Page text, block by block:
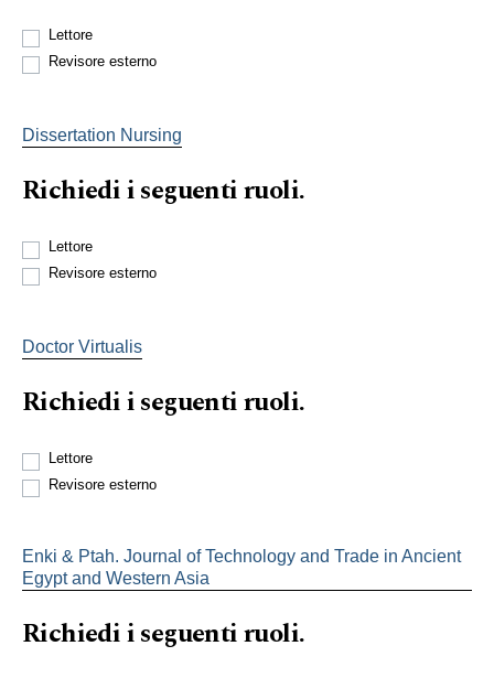
Lettore
Revisore esterno
Dissertation Nursing
Richiedi i seguenti ruoli.
Lettore
Revisore esterno
Doctor Virtualis
Richiedi i seguenti ruoli.
Lettore
Revisore esterno
Enki & Ptah. Journal of Technology and Trade in Ancient
Egypt and Western Asia
Richiedi i seguenti ruoli.